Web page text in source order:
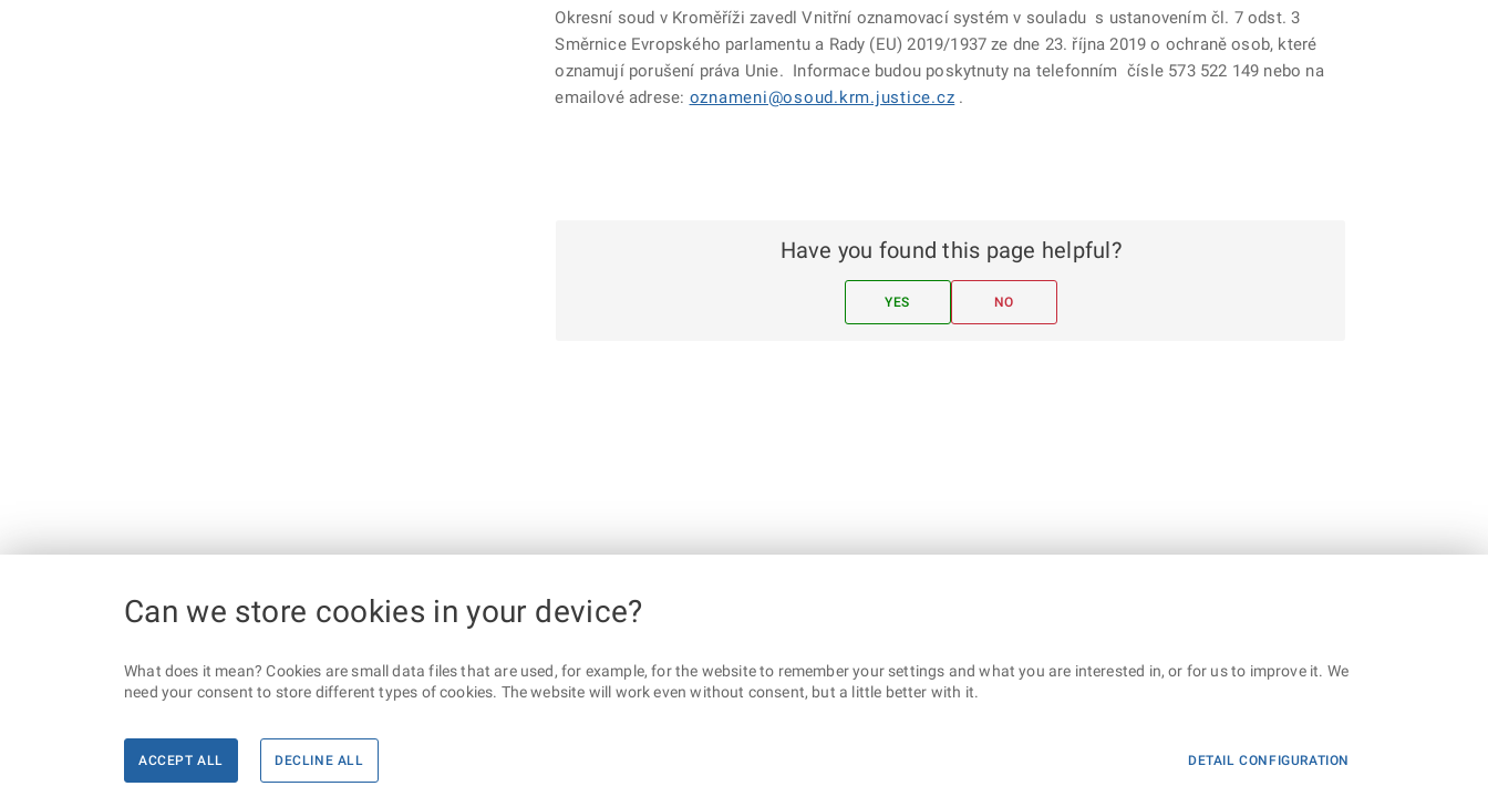
Okresní soud v Kroměříži zavedl Vnitřní oznamovací systém v souladu s ustanovením čl. 7 odst. 3
Směrnice Evropského parlamentu a Rady (EU) 2019/1937 ze dne 23. října 2019 o ochraně osob, které
oznamují porušení práva Unie. Informace budou poskytnuty na telefonním čísle 573 522 149 nebo na
emailové adrese: oznameni@osoud.krm.justice.cz .
Have you found this page helpful?
YES NO
Can we store cookies in your device?
What does it mean? Cookies are small data files that are used, for example, for the website to remember your settings and what you are interested in, or for us to improve it. We
need your consent to store different types of cookies. The website will work even without consent, but a little better with it.
ACCEPT ALL DECLINE ALL DETAIL CONFIGURATION